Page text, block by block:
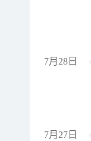
7月28日
7月27日